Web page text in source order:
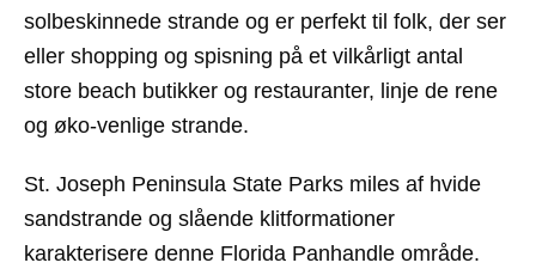
solbeskinnede strande og er perfekt til folk, der ser
eller shopping og spisning på et vilkårligt antal
store beach butikker og restauranter, linje de rene
og øko-venlige strande.
St. Joseph Peninsula State Parks miles af hvide
sandstrande og slående klitformationer
karakterisere denne Florida Panhandle område.